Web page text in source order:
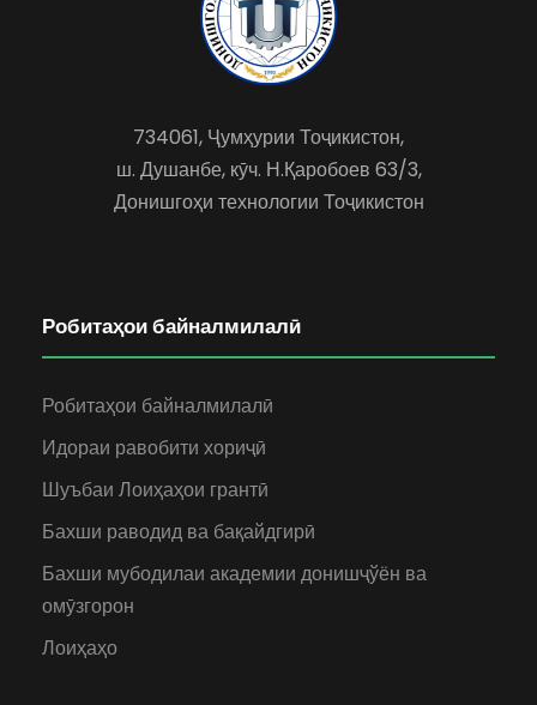
734061, Ҷумҳурии Тоҷикистон,
ш. Душанбе, кӯч. Н.Қаробоев 63/3,
Донишгоҳи технологии Тоҷикистон
Робитаҳои байналмилалӣ
Робитаҳои байналмилалӣ
Идораи равобити хориҷӣ
Шуъбаи Лоиҳаҳои грантӣ
Бахши раводид ва бақайдгирӣ
Бахши мубодилаи академии донишҷўён ва
омӯзгорон
Лоиҳаҳо